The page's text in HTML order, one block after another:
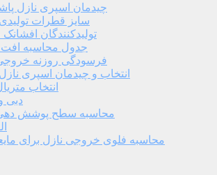
چیدمان اسپری نازل
سایز قطرات تولیدی
تولیدکنندگان
جدول محاسبه افت
فرسودگی روزنه
انتخاب و چیدمان اسپری
انتخاب
دبی
محاسبه سطح پوشش
محاسبه فلوی خروجی نازل برای